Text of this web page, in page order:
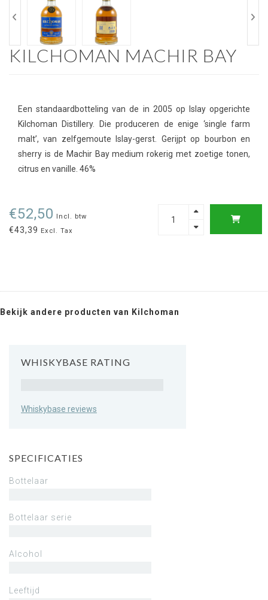
KILCHOMAN MACHIR BAY
Een standaardbotteling van de in 2005 op Islay opgerichte
Kilchoman Distillery. Die produceren de enige ‘single farm
malt’, van zelfgemoute Islay-gerst. Gerijpt op bourbon en
sherry is de Machir Bay medium rokerig met zoetige tonen,
citrus en vanille. 46%
€52,50 Incl. btw
€43,39 Excl. Tax
Bekijk andere producten van Kilchoman
WHISKYBASE RATING
Whiskybase reviews
SPECIFICATIES
Bottelaar
Bottelaar serie
Alcohol
Leeftijd